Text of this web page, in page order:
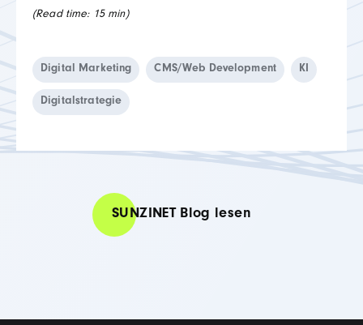
(Read time: 15min)
Digital Marketing CMS/Web Development KI
Digitalstrategie
SUNZINET Blog lesen